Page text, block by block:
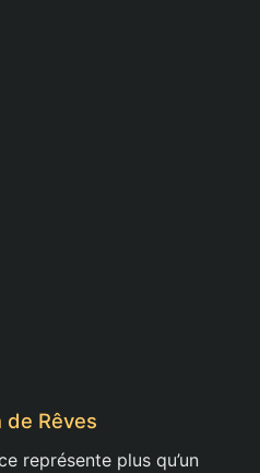
de Rêves
représente plus qu’un